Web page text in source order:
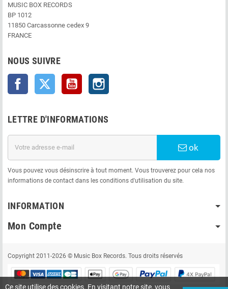
MUSIC BOX RECORDS
BP 1012
11850 Carcassonne cedex 9
FRANCE
NOUS SUIVRE
Facebook Twitter YouTube
LETTRE D'INFORMATIONS
ok
Vous pouvez vous désinscrire à tout moment. Vous trouverez pour cela nos
informations de contact dans les conditions d'utilisation du site.
INFORMATION
Mon Compte
Copyright 2011-2026 © Music Box Records. Tous droits réservés
Ce site utilise des cookies. En visitant notre site, vous